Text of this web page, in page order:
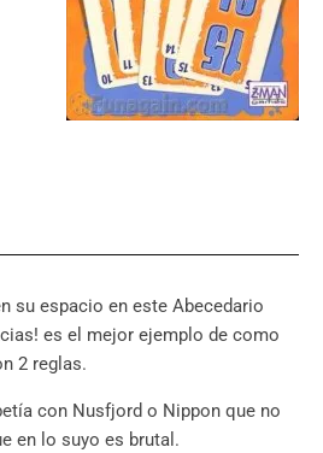
su espacio en este Abecedario
es el mejor ejemplo de como
2 reglas.
con Nusfjord o Nippon que no
en lo suyo es brutal.